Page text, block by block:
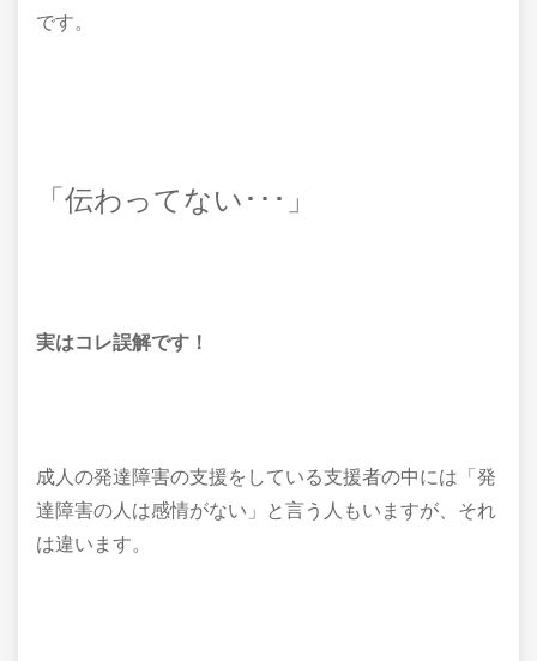
です。
「伝わってない･･･」
実はコレ誤解です！
成人の発達障害の支援をしている支援者の中には「発
達障害の人は感情がない」と言う人もいますが、それ
は違います。